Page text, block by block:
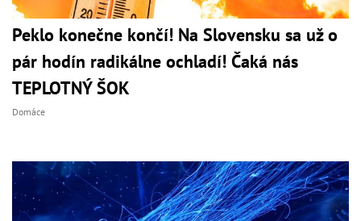
Peklo konečne končí! Na Slovensku sa už o
pár hodín radikálne ochladí! Čaká nás
TEPLOTNÝ ŠOK
Domáce